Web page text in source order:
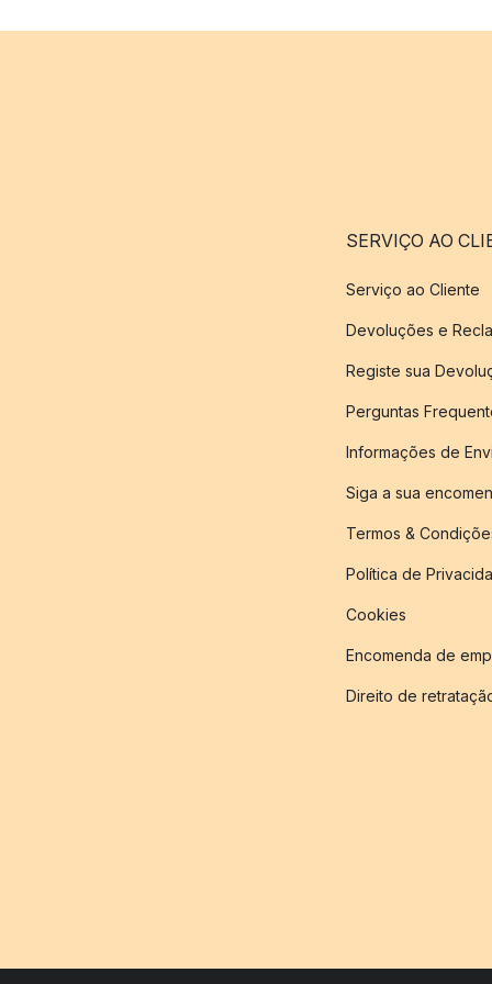
SERVIÇO AO
Serviço ao Cliente
Devoluções e
Registe sua
Perguntas
Informações de
Siga a sua
Termos &
Política de
Cookies
Encomenda de
Direito de